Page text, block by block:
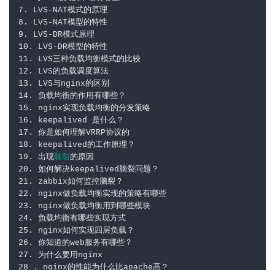
7. LVS-NAT模式的原理
8. LVS-NAT模型的特性
9. LVS-DR模式原理
10. LVS-DR模型的特性
11. LVS三种负载均衡模式的比较
12. LVS的负载调度算法
13. LVS与nginx的区别
14. 负载均衡的作用有哪些？
15. nginx实现负载均衡的分发策略
16. keepalived 是什么？
17. 你是如何理解VRRP协议的
18. keepalived的工作原理？
19. 出现脑裂的原因
20. 如何解决keepalived脑裂问题？
21. zabbix如何监控脑裂？
22. nginx做负载均衡实现的策略有哪些
23. nginx做负载均衡用到哪些模块
24. 负载均衡有哪些实现方式
25. nginx如何实现四层负载？
26. 你知道的web服务有哪些？
27. 为什么要用nginx
28 . nginx的性能为什么比apache高？